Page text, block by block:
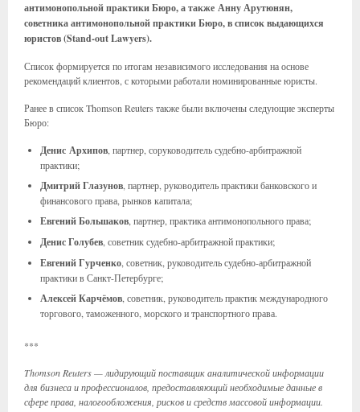
антимонопольной практики Бюро, а также Анну Арутюнян,
советника антимонопольной практики Бюро, в список выдающихся
юристов (Stand-out Lawyers).
Список формируется по итогам независимого исследования на основе
рекомендаций клиентов, с которыми работали номинированные юристы.
Ранее в список Thomson Reuters также были включены следующие эксперты
Бюро:
Денис Архипов , партнер, соруководитель судебно-арбитражной
практики;
Дмитрий Глазунов , партнер, руководитель практики банковского и
финансового права, рынков капитала;
Евгений Большаков , партнер, практика антимонопольного права;
Денис Голубев , советник судебно-арбитражной практики;
Евгений Гурченко , советник, руководитель судебно-арбитражной
практики в Санкт-Петербурге;
Алексей Карчёмов , советник, руководитель практик международного
торгового, таможенного, морского и транспортного права.
***
Thomson Reuters — лидирующий поставщик аналитической информации
для бизнеса и профессионалов, предоставляющий необходимые данные в
сфере права, налогообложения, рисков и средств массовой информации.